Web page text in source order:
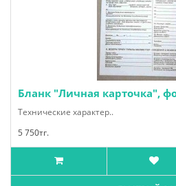
Бланк "Личная карточка",
Технические характер..
5 750тг.